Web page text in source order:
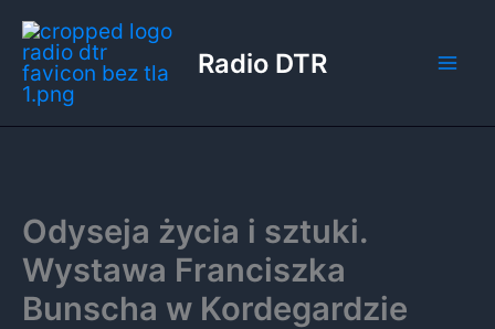
Przejdź
do
treści
Radio DTR
Odyseja życia i sztuki.
Wystawa Franciszka
Bunscha w Kordegardzie